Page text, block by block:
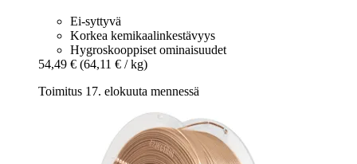
Ei-syttyvä
Korkea kemikaalinkestävyys
Hygroskooppiset ominaisuudet
54,49 € (64,11 € / kg)
Toimitus 17. elokuuta mennessä